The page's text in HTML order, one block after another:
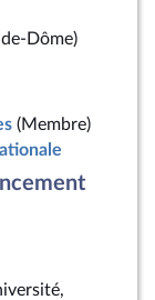
Dôme)
(Membre)